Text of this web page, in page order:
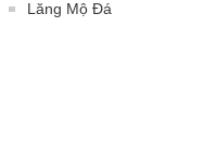
Lăng Mộ Đá